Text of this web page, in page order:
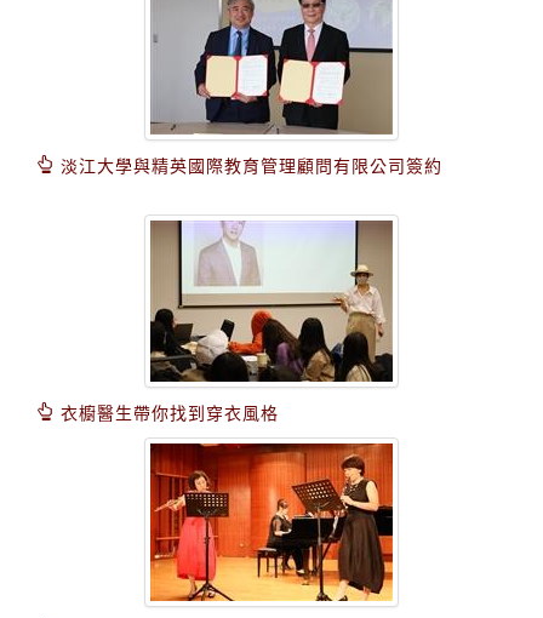
淡江大學與精英國際教育管理顧問有限公司簽約
衣櫥醫生帶你找到穿衣風格